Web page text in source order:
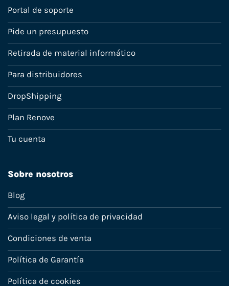
Portal de soporte
Pide un presupuesto
Retirada de material informático
Para distribuidores
DropShipping
Plan Renove
Tu cuenta
Sobre nosotros
Blog
Aviso legal y política de privacidad
Condiciones de venta
Política de Garantía
Política de cookies